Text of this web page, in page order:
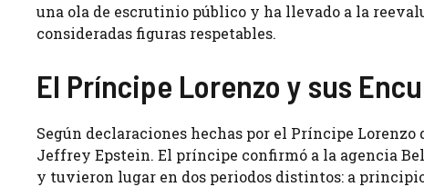
una ola de escrutinio público y ha llevado a la
consideradas figuras respetables.
El Príncipe Lorenzo y sus
Según declaraciones hechas por el Príncipe
Jeffrey Epstein. El príncipe confirmó a la agencia
y tuvieron lugar en dos periodos distintos: a